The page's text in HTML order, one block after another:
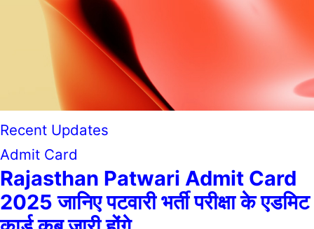
Recent Updates
Admit Card
Rajasthan Patwari Admit Card
2025 जानिए पटवारी भर्ती परीक्षा के एडमिट